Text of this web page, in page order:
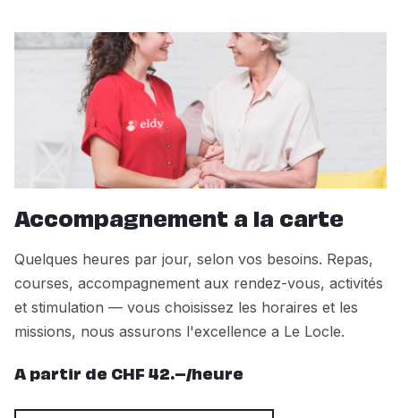
Accompagnement a la carte
Quelques heures par jour, selon vos besoins. Repas,
courses, accompagnement aux rendez-vous, activités
et stimulation — vous choisissez les horaires et les
missions, nous assurons l'excellence a Le Locle.
A partir de CHF 42.–/heure